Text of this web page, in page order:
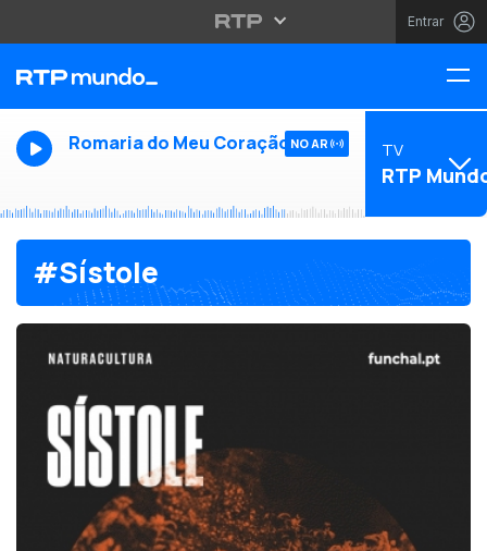
Entrar
Romaria do Meu Coração NO AR TV
RTP
#Sístole